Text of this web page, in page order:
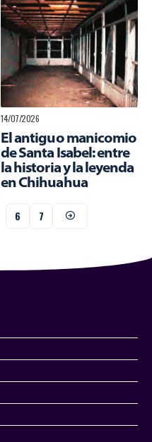
14/07/2026
El antiguo manicomio
de Santa Isabel: entre
la historia y la leyenda
en Chihuahua
6 7